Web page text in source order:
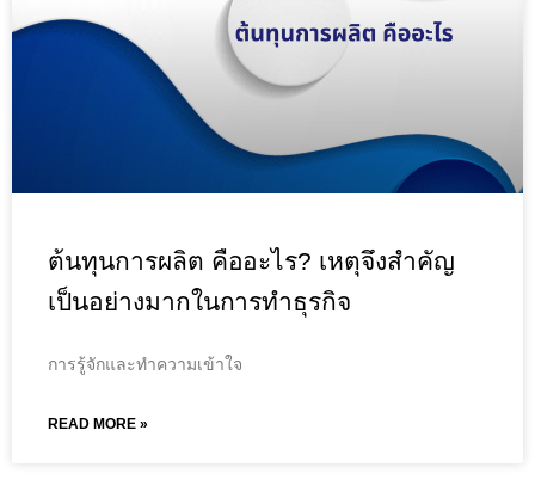
ต้นทุนการผลิต คืออะไร? เหตุจึงสำคัญ
เป็นอย่างมากในการทำธุรกิจ
การรู้จักและทำความเข้าใจ
READ MORE »